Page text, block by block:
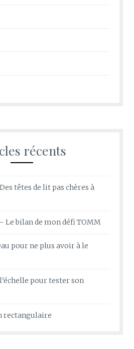
récents
têtes de lit pas chères à
Le bilan de mon défi TOMM
pour ne plus avoir à le
pour tester son
rectangulaire